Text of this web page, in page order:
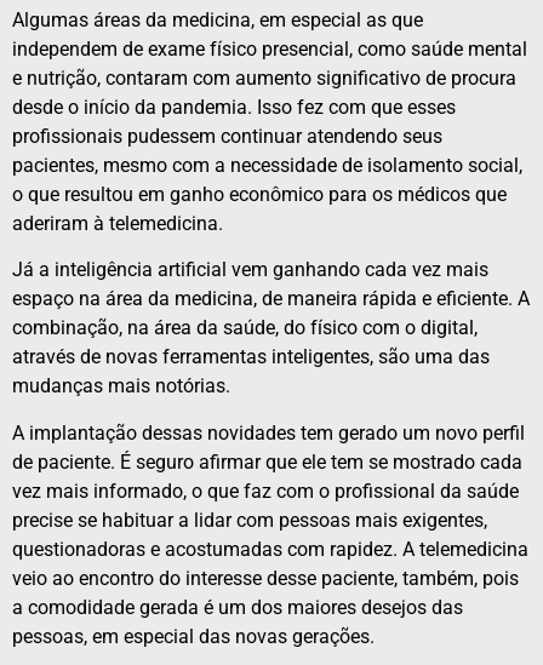
Algumas áreas da medicina, em especial as que
independem de exame físico presencial, como saúde mental
e nutrição, contaram com aumento significativo de procura
desde o início da pandemia. Isso fez com que esses
profissionais pudessem continuar atendendo seus
pacientes, mesmo com a necessidade de isolamento social,
o que resultou em ganho econômico para os médicos que
aderiram à telemedicina.
Já a inteligência artificial vem ganhando cada vez mais
espaço na área da medicina, de maneira rápida e eficiente. A
combinação, na área da saúde, do físico com o digital,
através de novas ferramentas inteligentes, são uma das
mudanças mais notórias.
A implantação dessas novidades tem gerado um novo perfil
de paciente. É seguro afirmar que ele tem se mostrado cada
vez mais informado, o que faz com o profissional da saúde
precise se habituar a lidar com pessoas mais exigentes,
questionadoras e acostumadas com rapidez. A telemedicina
veio ao encontro do interesse desse paciente, também, pois
a comodidade gerada é um dos maiores desejos das
pessoas, em especial das novas gerações.